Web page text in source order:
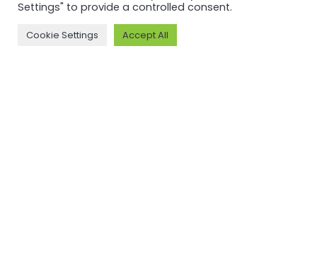
Why ASI
ASI Strategy
ASI: ISEAL Code
Compliant
ASI Complaints
Settings" to provide a controlled consent.
Cookie Settings Accept All